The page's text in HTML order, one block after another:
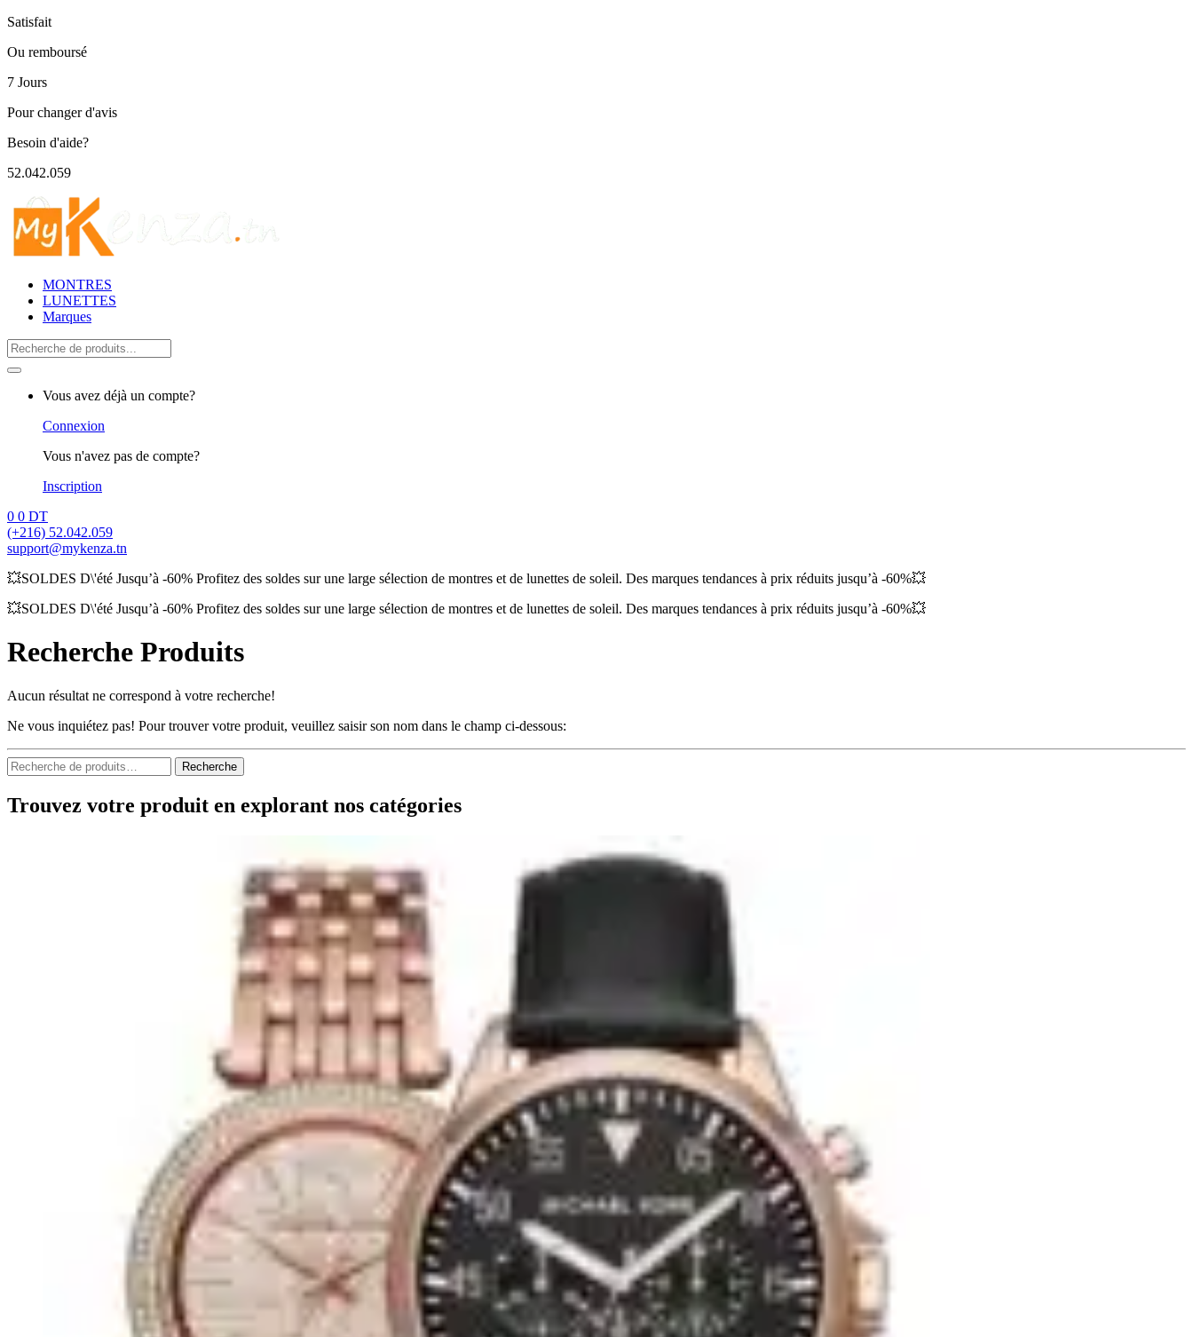
Satisfait
Ou remboursé
7 Jours
Pour changer d'avis
Besoin d'aide?
52.042.059
MONTRES
LUNETTES
Marques
Search
for:
Vous avez déjà un compte?
Connexion
Vous n'avez pas de compte?
Inscription
0 0 DT
(+216) 52.042.059
support@mykenza.tn
💥SOLDES D\'été Jusqu’à -60% Profitez des soldes sur une large sélection de montres et de lunettes de soleil. Des marques tendances à prix réduits jusqu’à -60%💥
💥SOLDES D\'été Jusqu’à -60% Profitez des soldes sur une large sélection de montres et de lunettes de soleil. Des marques tendances à prix réduits jusqu’à -60%💥
Recherche Produits
Aucun résultat ne correspond à votre recherche!
Ne vous inquiétez pas! Pour trouver votre produit, veuillez saisir son nom dans le champ ci-dessous:
Recherche
pour :
Recherche
Trouvez votre produit en explorant nos catégories